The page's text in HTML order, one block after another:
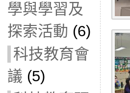
學與學習及
探索活動 (6)
科技教育會
議 (5)